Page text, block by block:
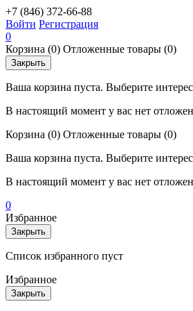
+7 (846) 372-66-88
Войти Регистрация
0
Корзина (0) Отложенные товары (0)
Закрыть
Ваша корзина пуста. Выберите
В настоящий момент у вас нет
Корзина (0) Отложенные товары (0)
Ваша корзина пуста. Выберите
В настоящий момент у вас нет
0
Избранное
Закрыть
Список избранного пуст
Избранное
Закрыть